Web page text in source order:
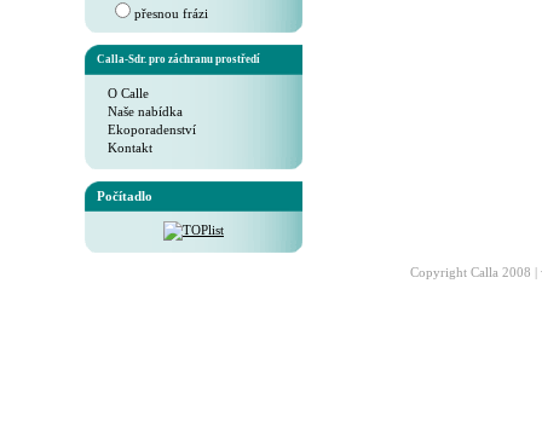
přesnou frázi
Calla-Sdr. pro záchranu prostředí
O Calle
Naše nabídka
Ekoporadenství
Kontakt
Počítadlo
Copyright Calla 2008 |